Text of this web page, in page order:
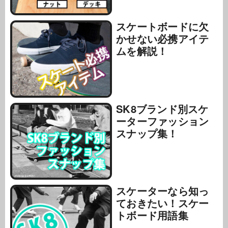
スケートボードに欠
かせない必携アイテ
ムを解説！
SK8ブランド別スケ
ーターファッション
スナップ集！
スケーターなら知っ
ておきたい！スケー
トボード用語集